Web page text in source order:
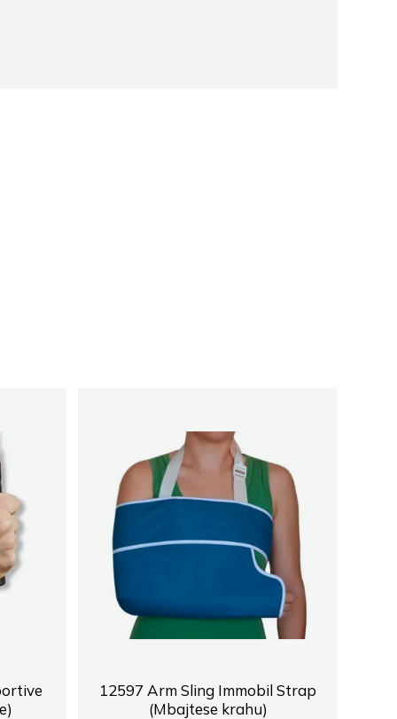
12597 Arm Sling Immobil Strap
(Mbajtese krahu)